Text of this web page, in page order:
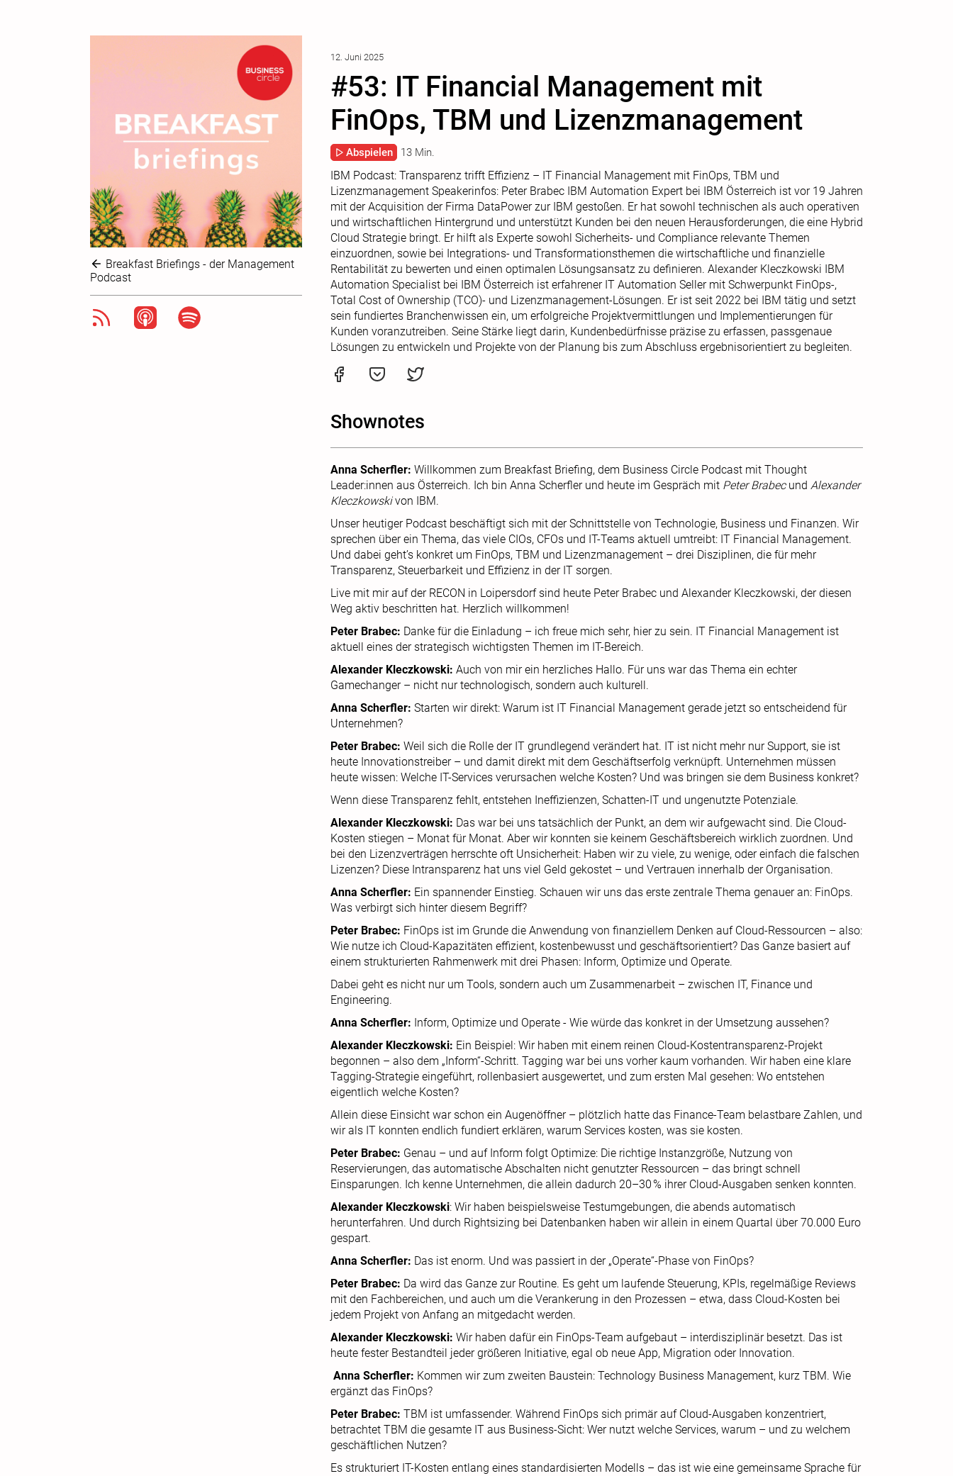
Breakfast Briefings - der Management
Podcast
12. Juni 2025
#53: IT Financial Management mit
FinOps, TBM und Lizenzmanagement
Abspielen 13 Min.
IBM Podcast: Transparenz trifft Effizienz – IT Financial Management mit FinOps, TBM und
Lizenzmanagement Speakerinfos: Peter Brabec IBM Automation Expert bei IBM Österreich ist vor 19 Jahren
mit der Acquisition der Firma DataPower zur IBM gestoßen. Er hat sowohl technischen als auch operativen
und wirtschaftlichen Hintergrund und unterstützt Kunden bei den neuen Herausforderungen, die eine Hybrid
Cloud Strategie bringt. Er hilft als Experte sowohl Sicherheits- und Compliance relevante Themen
einzuordnen, sowie bei Integrations- und Transformationsthemen die wirtschaftliche und finanzielle
Rentabilität zu bewerten und einen optimalen Lösungsansatz zu definieren. Alexander Kleczkowski IBM
Automation Specialist bei IBM Österreich ist erfahrener IT Automation Seller mit Schwerpunkt FinOps-,
Total Cost of Ownership (TCO)- und Lizenzmanagement-Lösungen. Er ist seit 2022 bei IBM tätig und setzt
sein fundiertes Branchenwissen ein, um erfolgreiche Projektvermittlungen und Implementierungen für
Kunden voranzutreiben. Seine Stärke liegt darin, Kundenbedürfnisse präzise zu erfassen, passgenaue
Lösungen zu entwickeln und Projekte von der Planung bis zum Abschluss ergebnisorientiert zu begleiten.
Shownotes
Anna Scherfler: Willkommen zum Breakfast Briefing, dem Business Circle Podcast mit Thought
Leader:innen aus Österreich. Ich bin Anna Scherfler und heute im Gespräch mit Peter Brabecund Alexander
Kleczkowskivon IBM.
Unser heutiger Podcast beschäftigt sich mit der Schnittstelle von Technologie, Business und Finanzen. Wir
sprechen über ein Thema, das viele CIOs, CFOs und IT-Teams aktuell umtreibt: IT Financial Management.
Und dabei geht’s konkret um FinOps, TBM und Lizenzmanagement – drei Disziplinen, die für mehr
Transparenz, Steuerbarkeit und Effizienz in der IT sorgen.
Live mit mir auf der RECON in Loipersdorf sind heute Peter Brabec und Alexander Kleczkowski, der diesen
Weg aktiv beschritten hat. Herzlich willkommen!
Peter Brabec: Danke für die Einladung – ich freue mich sehr, hier zu sein. IT Financial Management ist
aktuell eines der strategisch wichtigsten Themen im IT-Bereich.
Alexander Kleczkowski: Auch von mir ein herzliches Hallo. Für uns war das Thema ein echter
Gamechanger – nicht nur technologisch, sondern auch kulturell.
Anna Scherfler: Starten wir direkt: Warum ist IT Financial Management gerade jetzt so entscheidend für
Unternehmen?
Peter Brabec: Weil sich die Rolle der IT grundlegend verändert hat. IT ist nicht mehr nur Support, sie ist
heute Innovationstreiber – und damit direkt mit dem Geschäftserfolg verknüpft. Unternehmen müssen
heute wissen: Welche IT-Services verursachen welche Kosten? Und was bringen sie dem Business konkret?
Wenn diese Transparenz fehlt, entstehen Ineffizienzen, Schatten-IT und ungenutzte Potenziale.
Alexander Kleczkowski: Das war bei uns tatsächlich der Punkt, an dem wir aufgewacht sind. Die Cloud-
Kosten stiegen – Monat für Monat. Aber wir konnten sie keinem Geschäftsbereich wirklich zuordnen. Und
bei den Lizenzverträgen herrschte oft Unsicherheit: Haben wir zu viele, zu wenige, oder einfach die falschen
Lizenzen? Diese Intransparenz hat uns viel Geld gekostet – und Vertrauen innerhalb der Organisation.
Anna Scherfler: Ein spannender Einstieg. Schauen wir uns das erste zentrale Thema genauer an: FinOps.
Was verbirgt sich hinter diesem Begriff?
Peter Brabec: FinOps ist im Grunde die Anwendung von finanziellem Denken auf Cloud-Ressourcen – also:
Wie nutze ich Cloud-Kapazitäten effizient, kostenbewusst und geschäftsorientiert? Das Ganze basiert auf
einem strukturierten Rahmenwerk mit drei Phasen: Inform, Optimize und Operate.
Dabei geht es nicht nur um Tools, sondern auch um Zusammenarbeit – zwischen IT, Finance und
Engineering.
Anna Scherfler: Inform, Optimize und Operate - Wie würde das konkret in der Umsetzung aussehen?
Alexander Kleczkowski: Ein Beispiel: Wir haben mit einem reinen Cloud-Kostentransparenz-Projekt
begonnen – also dem „Inform“-Schritt. Tagging war bei uns vorher kaum vorhanden. Wir haben eine klare
Tagging-Strategie eingeführt, rollenbasiert ausgewertet, und zum ersten Mal gesehen: Wo entstehen
eigentlich welche Kosten?
Allein diese Einsicht war schon ein Augenöffner – plötzlich hatte das Finance-Team belastbare Zahlen, und
wir als IT konnten endlich fundiert erklären, warum Services kosten, was sie kosten.
Peter Brabec: Genau – und auf Inform folgt Optimize: Die richtige Instanzgröße, Nutzung von
Reservierungen, das automatische Abschalten nicht genutzter Ressourcen – das bringt schnell
Einsparungen. Ich kenne Unternehmen, die allein dadurch 20–30 % ihrer Cloud-Ausgaben senken konnten.
Alexander Kleczkowski: Wir haben beispielsweise Testumgebungen, die abends automatisch
herunterfahren. Und durch Rightsizing bei Datenbanken haben wir allein in einem Quartal über 70.000 Euro
gespart.
Anna Scherfler: Das ist enorm. Und was passiert in der „Operate“-Phase von FinOps?
Peter Brabec: Da wird das Ganze zur Routine. Es geht um laufende Steuerung, KPIs, regelmäßige Reviews
mit den Fachbereichen, und auch um die Verankerung in den Prozessen – etwa, dass Cloud-Kosten bei
jedem Projekt von Anfang an mitgedacht werden.
Alexander Kleczkowski: Wir haben dafür ein FinOps-Team aufgebaut – interdisziplinär besetzt. Das ist
heute fester Bestandteil jeder größeren Initiative, egal ob neue App, Migration oder Innovation.
Anna Scherfler: Kommen wir zum zweiten Baustein: Technology Business Management, kurz TBM. Wie
ergänzt das FinOps?
Peter Brabec: TBM ist umfassender. Während FinOps sich primär auf Cloud-Ausgaben konzentriert,
betrachtet TBM die gesamte IT aus Business-Sicht: Wer nutzt welche Services, warum – und zu welchem
geschäftlichen Nutzen?
Es strukturiert IT-Kosten entlang eines standardisierten Modells – das ist wie eine gemeinsame Sprache für